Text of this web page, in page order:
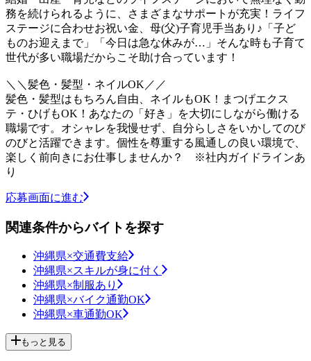
務を続けられるように、さまざまなサポートが充実！ライフ
ステージに合わせお祝い金、母(父)子育児手当あり♪「子ど
ものお迎えまで」「今日は急な休みが…」そんな時も子育て
世代が多い職場だからこそ助け合っています！
＼＼髪色・髪型・ネイルOK／／
髪色・髪型はもちろん自由、ネイルもOK！まつげエクス
テ・ひげもOK！あなたの「好き」を大切にしながら働ける
職場です。オシャレを我慢せず、自分らしさをいかしてのび
のびと活躍できます。個性を尊重する風通しの良い環境で、
楽しく前向きにお仕事しませんか？ ※社内ガイドラインあ
り
応募画面に進む
関連条件からバイトを探す
沖縄県×交通費支給
沖縄県×スキルが身に付く
沖縄県×制服あり
沖縄県×バイク通勤OK
沖縄県×車通勤OK
もっと見る